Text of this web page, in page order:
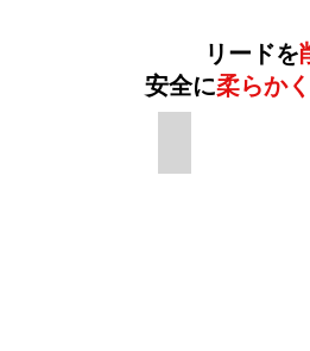
リードを
安全に柔らかく